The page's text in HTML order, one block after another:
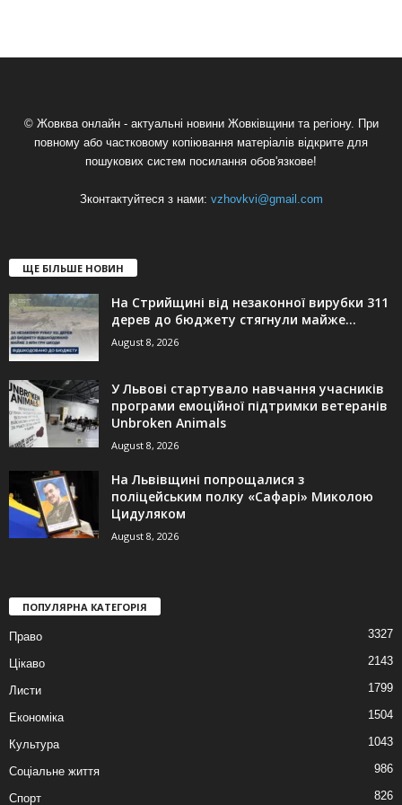
© Жовква онлайн - актуальні новини Жовківщини та регіону. При
повному або частковому копіювання матеріалів відкрите для
пошукових систем посилання обов'язкове!
Зконтактуйтеся з нами: vzhovkvi@gmail.com
ЩЕ БІЛЬШЕ НОВИН
На Стрийщині від незаконної вирубки 311
дерев до бюджету стягнули майже...
August 8, 2026
У Львові стартувало навчання учасників
програми емоційної підтримки ветеранів
Unbroken Animals
August 8, 2026
На Львівщині попрощалися з
поліцейським полку «Сафарі» Миколою
Цидуляком
August 8, 2026
ПОПУЛЯРНА КАТЕГОРІЯ
Право 3327
Цікаво 2143
Листи 1799
Економіка 1504
Культура 1043
Соціальне життя 986
Спорт 826